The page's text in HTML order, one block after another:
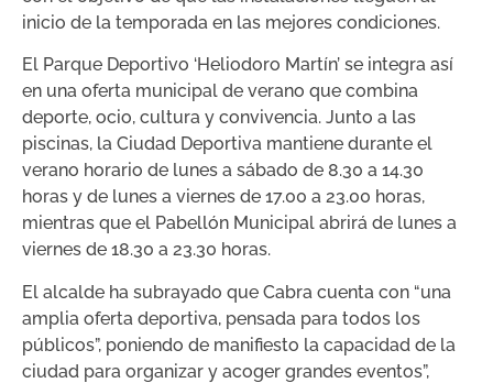
inicio de la temporada en las mejores condiciones.
El Parque Deportivo ‘Heliodoro Martín’ se integra así
en una oferta municipal de verano que combina
deporte, ocio, cultura y convivencia. Junto a las
piscinas, la Ciudad Deportiva mantiene durante el
verano horario de lunes a sábado de 8.30 a 14.30
horas y de lunes a viernes de 17.00 a 23.00 horas,
mientras que el Pabellón Municipal abrirá de lunes a
viernes de 18.30 a 23.30 horas.
El alcalde ha subrayado que Cabra cuenta con “una
amplia oferta deportiva, pensada para todos los
públicos”, poniendo de manifiesto la capacidad de la
ciudad para organizar y acoger grandes eventos”,